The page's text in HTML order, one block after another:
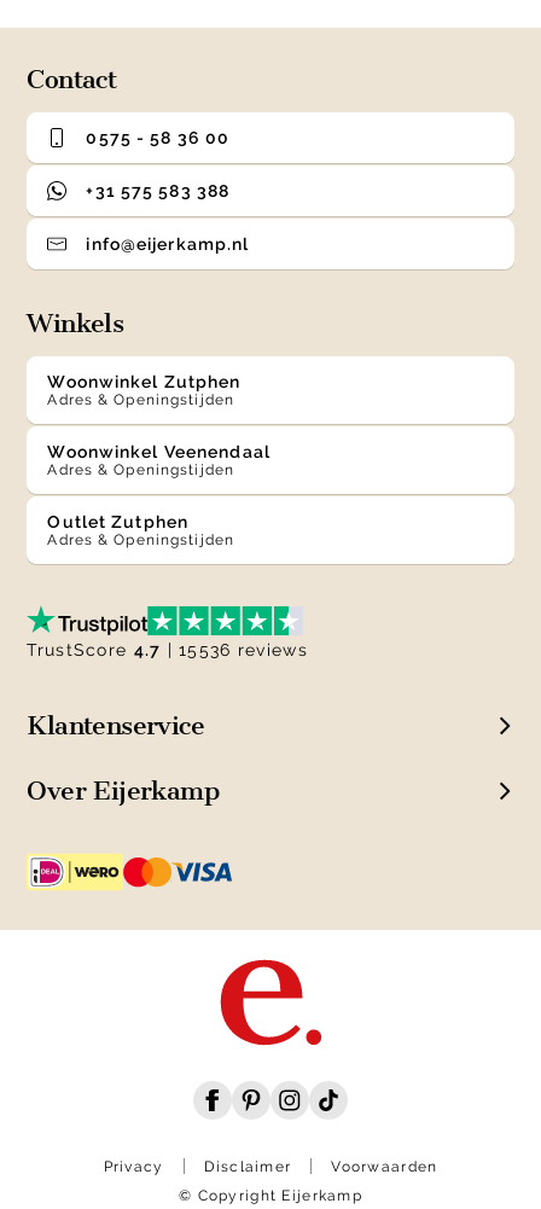
Contact
0575 - 58 36 00
+31 575 583 388
info@eijerkamp.nl
Winkels
Woonwinkel Zutphen
Adres & Openingstijden
Woonwinkel Veenendaal
Adres & Openingstijden
Outlet Zutphen
Adres & Openingstijden
Klantenservice
Over Eijerkamp
TrustScore 4.7 | 15536 reviews
Privacy Disclaimer
Voorwaarden
© Copyright Eijerkamp